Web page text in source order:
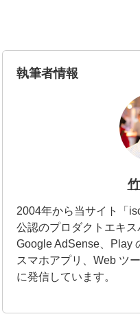
執筆者情報
2004年から当サイト「
公認のプロダクトエキス
Google AdSense、Play
スマホアプリ、Web ツ
に発信しています。